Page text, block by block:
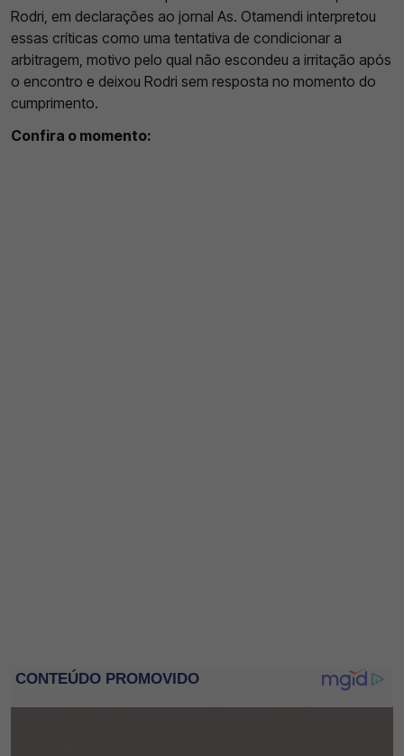
Rodri, em declarações ao jornal As. Otamendi interpretou
essas críticas como uma tentativa de condicionar a
arbitragem, motivo pelo qual não escondeu a irritação após
o encontro e deixou Rodri sem resposta no momento do
cumprimento.
Confira o momento: